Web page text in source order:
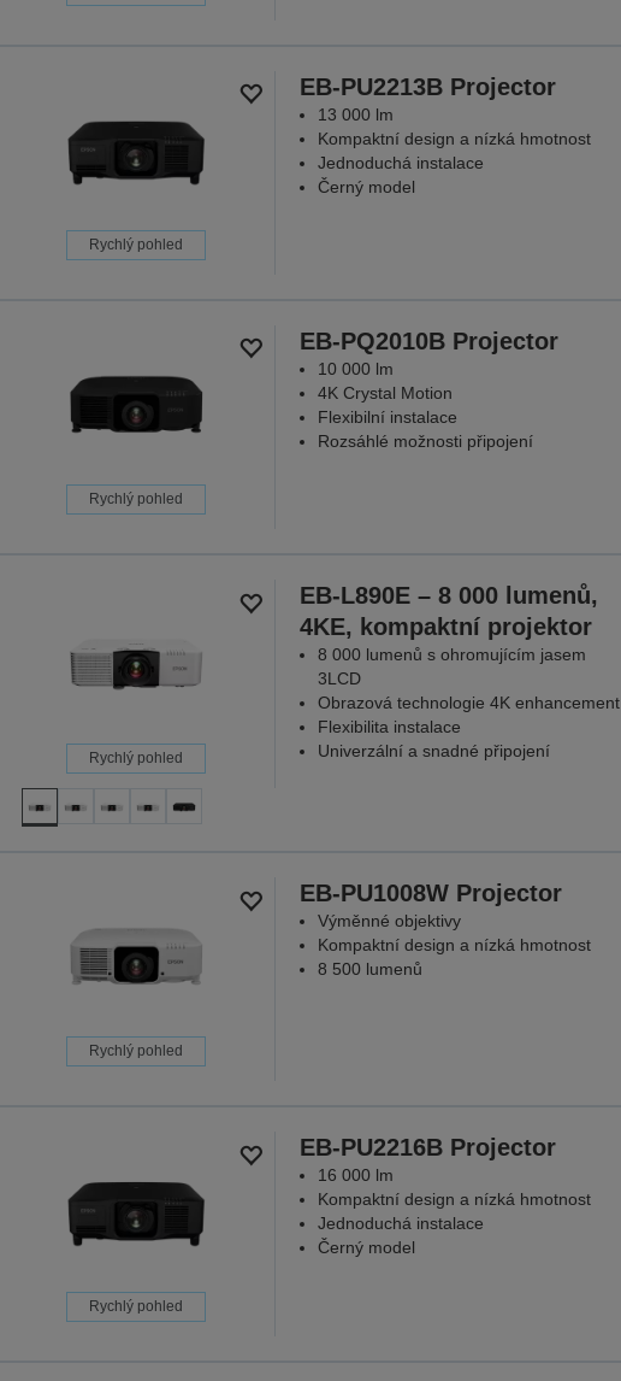
Rychlý pohled
EB-PU2213B Projector
13 000 lm
Kompaktní design a nízká hmotnost
Jednoduchá instalace
Černý model
Rychlý pohled
EB-PQ2010B Projector
10 000 lm
4K Crystal Motion
Flexibilní instalace
Rozsáhlé možnosti připojení
Rychlý pohled
EB-L890E – 8 000 lumenů,
4KE, kompaktní projektor
8 000 lumenů s ohromujícím jasem
3LCD
Obrazová technologie 4K enhancement
Flexibilita instalace
Univerzální a snadné připojení
Rychlý pohled
EB-PU1008W Projector
Výměnné objektivy
Kompaktní design a nízká hmotnost
8 500 lumenů
Rychlý pohled
EB-PU2216B Projector
16 000 lm
Kompaktní design a nízká hmotnost
Jednoduchá instalace
Černý model